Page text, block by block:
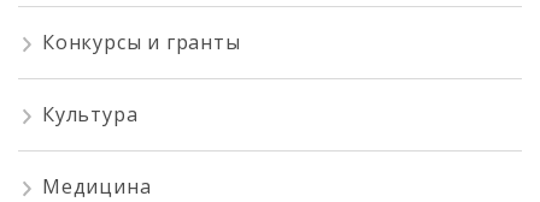
Конкурсы и гранты
Культура
Медицина